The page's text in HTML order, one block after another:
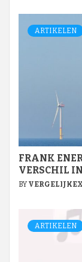
ARTIKELEN
FRANK
VERSCHIL
BY
ARTIKELEN